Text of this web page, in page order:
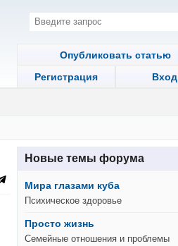
Опубликовать статью
Регистрация
Вход
Новые темы форума
Мира глазами куба
Психическое здоровье
Просто жизнь
Семейные отношения и проблемы